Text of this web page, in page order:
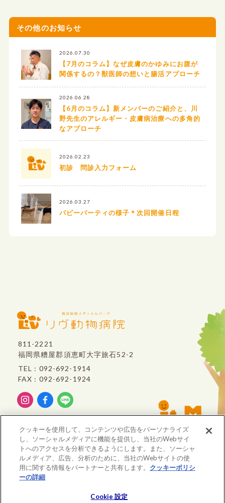
その他のお知らせ
2026.07.30
【7月のコラム】なぜ皮膚のかゆみにお腹が
関係するの？獣医師の想いと腸活アプローチ
2026.06.28
【6月のコラム】新メンバーのご紹介と、川
野先生のアレルギー・皮膚病治療への多角的
なアプローチ
2026.02.23
初診 問診入力フォーム
2026.03.27
パピーパーティの様子＊次回開催日程
811-2221
福岡県糟屋郡須恵町大字旅石52-2
TEL : 092-692-1914
FAX : 092-692-1924
リヴ動物病院は、
VCA Japan
のグループ病院です。
クッキーを使用して、コンテンツや広告をパーソナライズ
し、ソーシャルメディアに機能を提供し、当社のWebサイ
トへのアクセスを分析できるようにします。また、ソーシャ
ルメディア、広告、分析のために、当社のWebサイトの使
用に関する情報をパートナーと共有します。 クッキーポリシ
ーの詳細
Cookie 設定